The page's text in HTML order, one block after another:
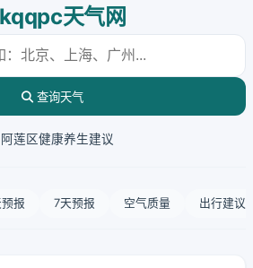
kqqpc天气网
查询天气
阿莲区健康养生建议
报 7天预报 空气质量 出行建议